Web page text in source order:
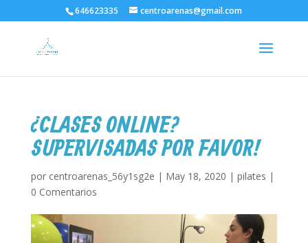
646623335 centroarenas@gmail.com
¿CLASES ONLINE?
SUPERVISADAS POR FAVOR!
por centroarenas_56y1sg2e | May 18, 2020 | pilates |
0 Comentarios